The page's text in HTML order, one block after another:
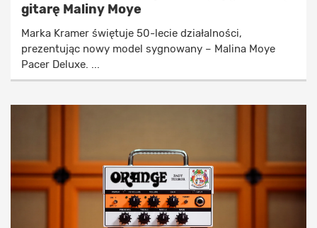
gitarę Maliny Moye
Marka Kramer świętuje 50-lecie działalności,
prezentując nowy model sygnowany – Malina Moye
Pacer Deluxe. ...